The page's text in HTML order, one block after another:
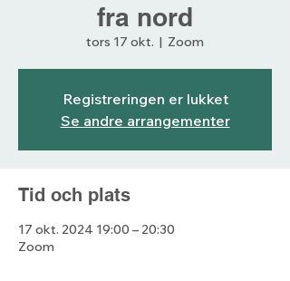
fra nord
tors 17 okt.
  |
Zoom
Registreringen er lukket
Se andre arrangementer
Tid och plats
17 okt. 2024 19:00 – 20:30
Zoom